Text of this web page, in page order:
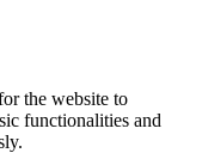
the website to
functionalities and